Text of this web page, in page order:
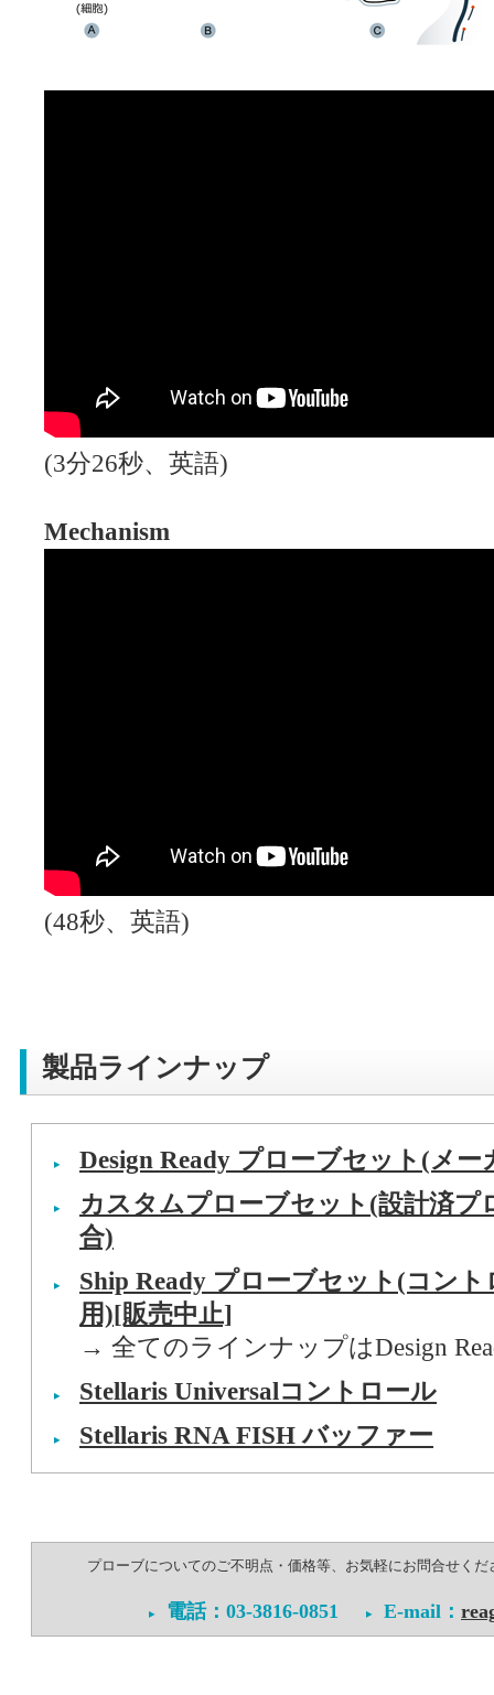
(3分26秒、英語)
Mechanism
(48秒、英語)
製品ラインナップ
Design Ready プローブセット(メ
カスタムプローブセット(設計済プ
合)
Ship Ready プローブセット(コン
用) [販売中止]
→ 全てのラインナップはDesign
Stellaris Universalコントロール
Stellaris RNA FISH バッファー
プローブについてのご不明点・価格等、お気軽にお問合せく
電話：03-3816-0851 E-mail：